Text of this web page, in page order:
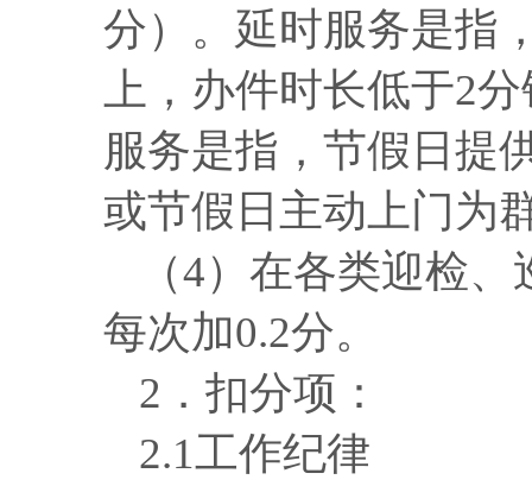
分）。延时服务是指
上，办件时长低于2
服务是指，节假日提
或节假日主动上门为
（4）在各类迎检、
每次加0.2分。
2．扣分项 ：
2.1工作纪律